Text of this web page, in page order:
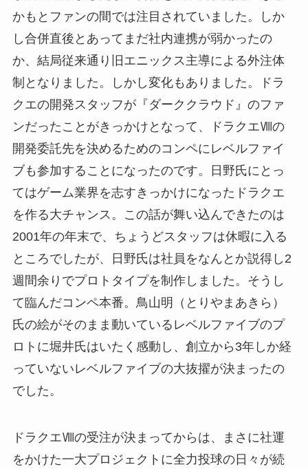
かもとファンの間では注目されていました。しか
し合併直後とあってまだ社内連携が弱かったの
か、結局従来通り旧エニックス主導による外注体
制となりました。しかし変化もありました。ドラ
クエの開発スタッフが『ダーククラウド』のファ
ンだったことがきっかけとなって、ドラクエⅧの
開発委託先を決めるためのコンペにレベルファイ
ブも参加することになったのです。日野氏にとっ
てはゲーム業界を志すきっかけになったドラクエ
を作る大チャンス。この話が舞い込んできたのは
2001年の年末で、ちょうどスタッフは休暇に入る
ところでしたが、日野氏は社員をなんとか説得し2
週間余りでプロトタイプを制作しました。そうし
て臨んだコンペ本番。鳥山明（とりやまあきら）
氏の絵がそのまま動いているレベルファイブのプ
ロトに堀井氏はいたく感動し、創立から3年しか経
っていないレベルファイブの大抜擢が決まったの
でした。
ドラクエⅧの受注が決まってからは、まさに社運
をかけた一大プロジェクトに全力投球の日々が続